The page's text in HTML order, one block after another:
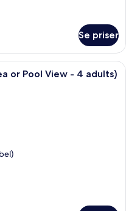
Se priser
brett, barnesenger
or Pool View - 4 adults)